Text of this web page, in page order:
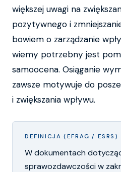
większej uwagi na
pozytywnego i
bowiem o zarządzanie
wiemy potrzebny jest
samoocena. Osiąganie
zawsze motywuje do
i zwiększania wpływu.
DEFINICJA (EFRAG / ESRS)
W dokumentach
sprawozdawczości w